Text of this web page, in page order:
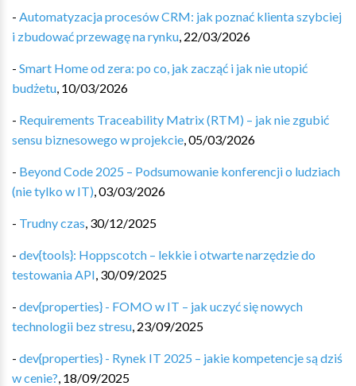
- Automatyzacja procesów CRM: jak poznać klienta szybciej
i zbudować przewagę na rynku, 22/03/2026
- Smart Home od zera: po co, jak zacząć i jak nie utopić
budżetu, 10/03/2026
- Requirements Traceability Matrix (RTM) – jak nie zgubić
sensu biznesowego w projekcie,05/03/2026
- Beyond Code 2025 – Podsumowanie konferencji o ludziach
(nie tylko w IT),03/03/2026
- Trudny czas, 30/12/2025
- dev{tools}: Hoppscotch – lekkie i otwarte narzędzie do
testowania API, 30/09/2025
- dev{properties} - FOMO w IT – jak uczyć się nowych
technologii bez stresu, 23/09/2025
- dev{properties} - Rynek IT 2025 – jakie kompetencje są dziś
w cenie?, 18/09/2025